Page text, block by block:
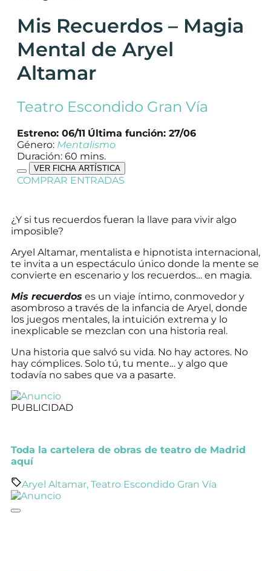
Mis Recuerdos – Magia
Mental de Aryel
Altamar
Teatro Escondido Gran Vía
Estreno: 06/11 Última función: 27/06
Género: Mentalismo
Duración: 60 mins.
VER FICHA ARTÍSTICA
COMPRAR ENTRADAS
¿Y si tus recuerdos fueran la llave para vivir algo
imposible?
Aryel Altamar, mentalista e hipnotista internacional,
te invita a un espectáculo único donde la mente se
convierte en escenario y los recuerdos… en magia.
Mis recuerdos es un viaje íntimo, conmovedor y
asombroso a través de la infancia de Aryel, donde
los juegos mentales, la intuición extrema y lo
inexplicable se mezclan con una historia real.
Una historia que salvó su vida. No hay actores. No
hay cómplices. Solo tú, tu mente… y algo que
todavía no sabes que va a pasarte.
PUBLICIDAD
Toda la cartelera de obras de teatro de Madrid
aquí
Aryel Altamar, Teatro Escondido Gran Vía